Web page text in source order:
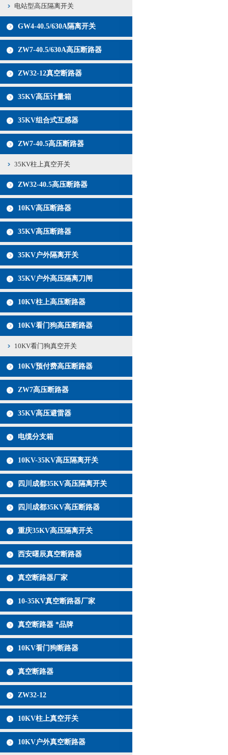
电站型高压隔离开关
GW4-40.5/630A隔离开关
ZW7-40.5/630A高压断路器
ZW32-12真空断路器
35KV高压计量箱
35KV组合式互感器
ZW7-40.5高压断路器
35KV柱上真空开关
ZW32-40.5高压断路器
10KV高压断路器
35KV高压断路器
35KV户外隔离开关
35KV户外高压隔离刀闸
10KV柱上高压断路器
10KV看门狗高压断路器
10KV看门狗真空开关
10KV预付费高压断路器
ZW7高压断路器
35KV高压避雷器
电缆分支箱
10KV-35KV高压隔离开关
四川成都35KV高压隔离开关
四川成都35KV高压断路器
重庆35KV高压隔离开关
西安曙辰真空断路器
真空断路器厂家
10-35KV真空断路器厂家
真空断路器 *品牌
10KV看门狗断路器
真空断路器
ZW32-12
10KV柱上真空开关
10KV户外真空断路器